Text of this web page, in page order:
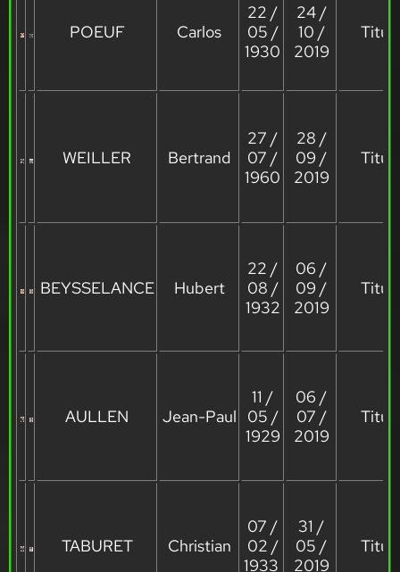
POEUF Carlos
22 /
05 /
1930
24 /
10 /
2019
WEILLER Bertrand
27 /
07 /
1960
28 /
09 /
2019
BEYSSELANCE Hubert
22 /
08 /
1932
06 /
09 /
2019
AULLEN Jean-Paul
11 /
05 /
1929
06 /
07 /
2019
TABURET Christian
07 /
02 /
1933
31 /
05 /
2019